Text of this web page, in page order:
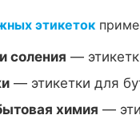
этикеток
соления —
— этикетки для
химия —